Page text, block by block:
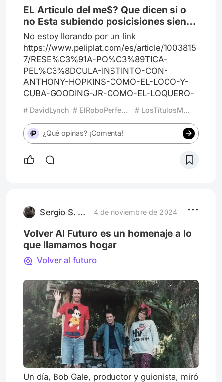
EL Articulo del me$? Que dicen si o
no Esta subiendo posicisiones sien
yo desconocido Leelo y compartelo
No estoy llorando por un link
https://www.peliplat.com/es/article/1003815
7/RESE%C3%91A-PO%C3%89TICA-
PEL%C3%8DCULA-INSTINTO-CON-
ANTHONY-HOPKINS-COMO-EL-LOCO-Y-
CUBA-GOODING-JR-COMO-EL-LOQUERO-
# DavidLynch # ElRoboPerfecto # LosTítulosMásEsperadosDel2025
¿Qué opinas? ¡Comenta!
Sergio S. Saldaña 4 de noviembre de 2024
Volver Al Futuro es un homenaje a lo
que llamamos hogar
Volver al futuro
Un día, Bob Gale, productor y guionista, miró